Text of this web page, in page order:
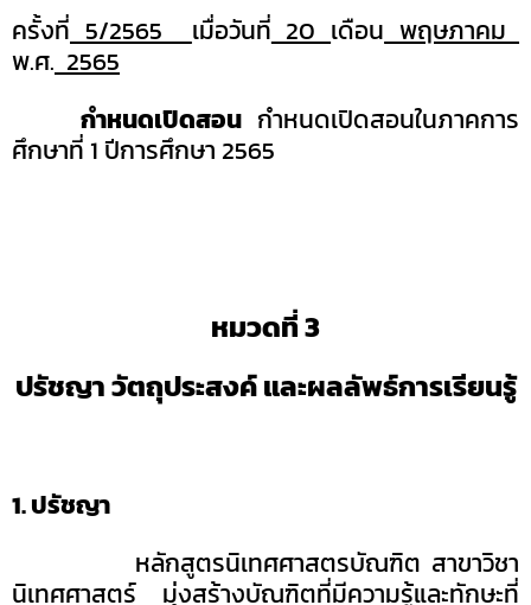
ครั้งที่ 5/2565 เมื่อวันที่ 20 เดือน พฤษภาคม
พ.ศ. 2565
กำหนดเปิดสอน กำหนดเปิดสอนในภาคการ
ศึกษาที่1ปีการศึกษา2565
หมวดที่3
ปรัชญา วัตถุประสงค์ และผลลัพธ์การเรียนรู้
1. ปรัชญา
หลักสูตรนิเทศศาสตรบัณฑิต สาขาวิชา
นิเทศศาสตร์ มุ่งสร้างบัณฑิตที่มีความรู้และทักษะที่